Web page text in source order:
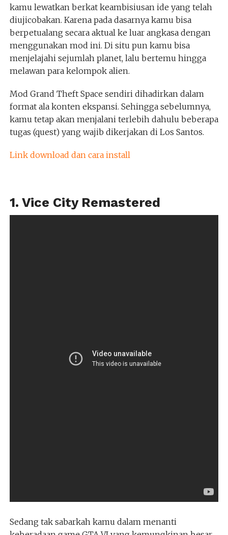
kamu lewatkan berkat keambisiusan ide yang telah
diujicobakan. Karena pada dasarnya kamu bisa
berpetualang secara aktual ke luar angkasa dengan
menggunakan mod ini. Di situ pun kamu bisa
menjelajahi sejumlah planet, lalu bertemu hingga
melawan para kelompok alien.
Mod Grand Theft Space sendiri dihadirkan dalam
format ala konten ekspansi. Sehingga sebelumnya,
kamu tetap akan menjalani terlebih dahulu beberapa
tugas (quest) yang wajib dikerjakan di Los Santos.
Link download dan cara install
1. Vice City Remastered
Sedang tak sabarkah kamu dalam menanti